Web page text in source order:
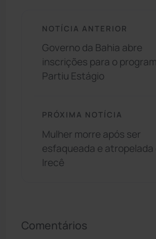
NOTÍCIA ANTERIOR
Governo da Bahia abre
inscrições para o
Partiu Estágio
PRÓXIMA NOTÍCIA
Mulher morre após ser
esfaqueada e atropelada
Irecê
Comentários